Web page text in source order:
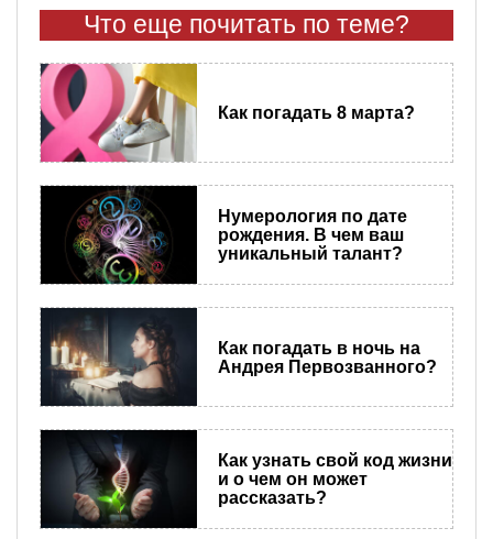
Что еще почитать по теме?
Как погадать 8 марта?
Нумерология по дате
рождения. В чем ваш
уникальный талант?
Как погадать в ночь на
Андрея Первозванного?
Как узнать свой код жизни
и о чем он может
рассказать?